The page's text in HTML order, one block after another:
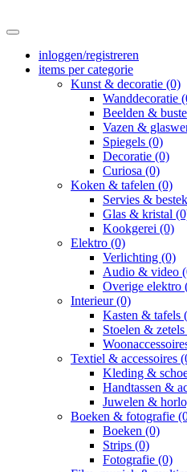
inloggen/registreren
items per categorie
Kunst & decoratie (0)
Wanddecoratie
Beelden &
Vazen &
Spiegels (0)
Decoratie (0)
Curiosa (0)
Koken & tafelen (0)
Servies &
Glas & kristal
Kookgerei (0)
Elektro (0)
Verlichting (0)
Audio & video
Overige elektro
Interieur (0)
Kasten & tafels
Stoelen &
Textiel & accessoires
Kleding &
Handtassen &
Juwelen &
Boeken & fotografie
Boeken (0)
Strips (0)
Fotografie (0)